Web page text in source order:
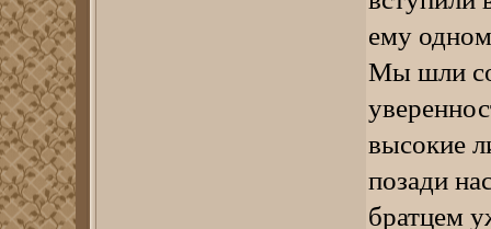
ему
Мы шли
высокие
позади
братцем